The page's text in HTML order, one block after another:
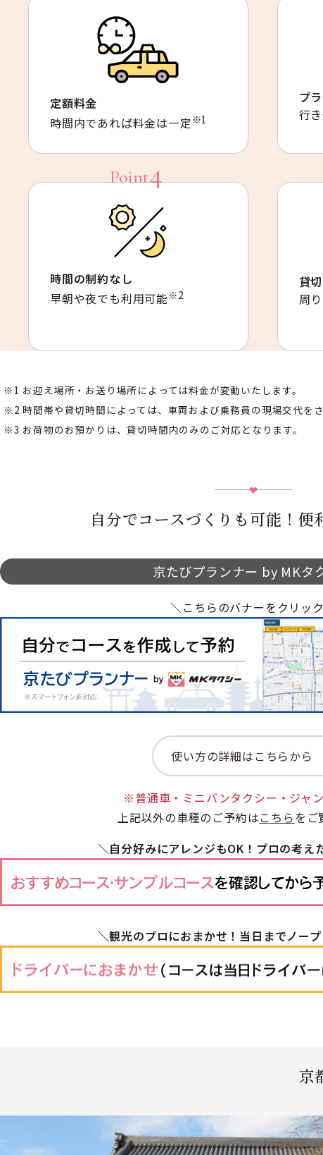
定額料金
時間内であれば料金は一定 ※1
プ
行
時間の制約なし
早朝や夜でも利用可能※2
貸
周
お迎え場所・お送り場所によっては料金が変動いたします。
時間帯や貸切時間によっては、車両および乗務員の現場交代を
お荷物のお預かりは、貸切時間内のみのご対応となります。
自分でコースづくりも可能！便
京たびプランナー by MKタ
＼こちらのバナーをクリッ
使い方の詳細はこちらから
※普通車・ミニバンタクシー・ジャ
上記以外の車種のご予約はこちらをご
＼自分好みにアレンジもOK！プロの考え
＼観光のプロにおまかせ！当日までノー
京